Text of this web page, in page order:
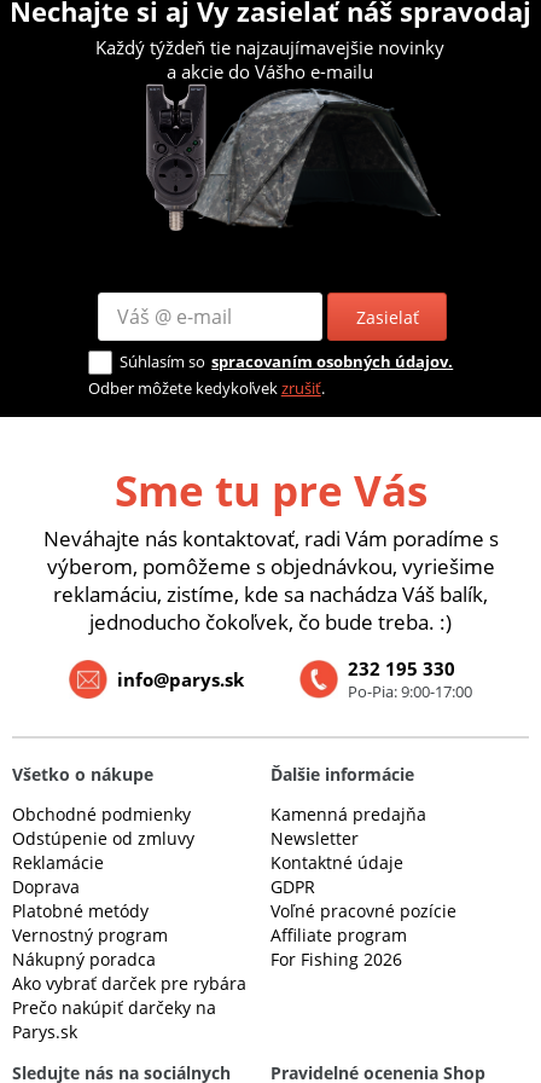
Nechajte si aj Vy zasielať náš spravodaj
Každý týždeň tie najzaujímavejšie novinky
a akcie do Vášho e-mailu
Zasielať
Súhlasím so spracovaním osobných údajov.
Odber môžete kedykoľvekzrušiť.
Sme tu pre Vás
Neváhajte nás kontaktovať, radi Vám poradíme s
výberom, pomôžeme s objednávkou, vyriešime
reklamáciu, zistíme, kde sa nachádza Váš balík,
jednoducho čokoľvek, čo bude treba. :)
232 195 330
Po-Pia: 9:00-17:00
info@parys.sk
Všetko o nákupe
Obchodné podmienky
Odstúpenie od zmluvy
Reklamácie
Doprava
Platobné metódy
Vernostný program
Nákupný poradca
Ako vybrať darček pre rybára
Prečo nakúpiť darčeky na
Parys.sk
Ďalšie informácie
Kamenná predajňa
Newsletter
Kontaktné údaje
GDPR
Voľné pracovné pozície
Affiliate program
For Fishing 2026
Sledujte nás na sociálnych Pravidelné ocenenia Shop